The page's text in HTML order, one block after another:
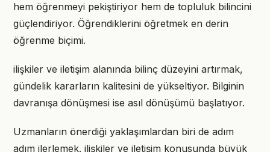
hem öğrenmeyi pekiştiriyor hem de topluluk bilincini
güçlendiriyor. Öğrendiklerini öğretmek en derin
öğrenme biçimi.
ilişkiler ve iletişim alanında bilinç düzeyini artırmak,
gündelik kararların kalitesini de yükseltiyor. Bilginin
davranışa dönüşmesi ise asıl dönüşümü başlatıyor.
Uzmanların önerdiği yaklaşımlardan biri de adım
adım ilerlemek. ilişkiler ve iletişim konusunda büyük